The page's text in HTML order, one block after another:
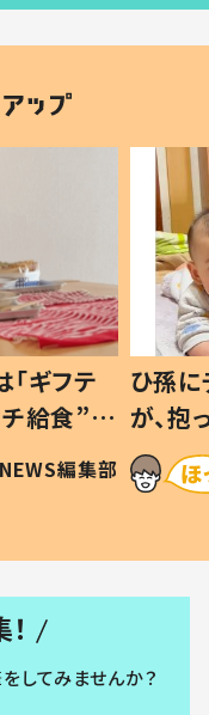
ギフテ
給食”を
和の親
編集部
ひ孫
が、
「涙が
い」
してみませんか？